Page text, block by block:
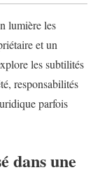
lumière les
et un
les subtilités
responsabilités
parfois
dans une